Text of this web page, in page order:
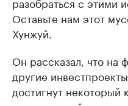
Оставьте нам этот
Хунжуй.
Он рассказал, что на
другие
достигнут некоторый